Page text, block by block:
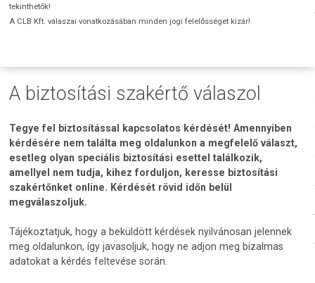
tekinthetők!
A CLB Kft. válaszai vonatkozásában minden jogi felelősséget kizár!
A biztosítási szakértő válaszol
Tegye fel biztosítással kapcsolatos kérdését! Amennyiben
kérdésére nem találta meg oldalunkon a megfelelő választ,
esetleg olyan speciális biztosítási esettel találkozik,
amellyel nem tudja, kihez forduljon, keresse biztosítási
szakértőnket online. Kérdését rövid időn belül
megválaszoljuk.
Tájékoztatjuk, hogy a beküldött kérdések nyilvánosan jelennek
meg oldalunkon, így javasoljuk, hogy ne adjon meg bizalmas
adatokat a kérdés feltevése során.